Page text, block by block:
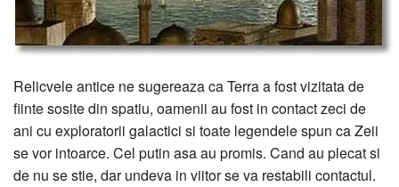
Relicvele antice ne sugereaza ca Terra a fost vizitata de
fiinte sosite din spatiu, oamenii au fost in contact zeci de
ani cu exploratorii galactici si toate legendele spun ca Zeii
se vor intoarce. Cel putin asa au promis. Cand au plecat si
de nu se stie, dar undeva in viitor se va restabili contactul.